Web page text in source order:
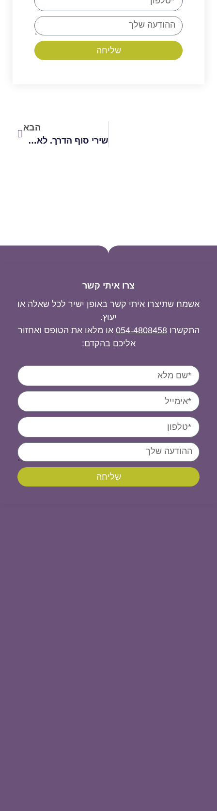
שליחה
הבא
שירי סוף הדרך. לאה גולדברג
צרו איתי קשר
אשמח שתיצרו איתי קשר באופן ישיר לכל שאלה או
יעוץ.
התקשרו054-4808458 או מלאו את הטופס ואחזור
אליכם בהקדם:
שליחה